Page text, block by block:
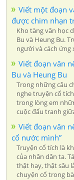
Viết một đoạn
được chim nhạn
Kho tàng văn học
Bu và Heung Bu.
người và cách
Viết đoạn văn
Bu và Heung Bu
Trong những câu
nghe truyện cổ
trong lòng em
cuộc đấu tranh
Viết đoạn văn
cổ nước mình”
Truyện cổ tích là
của nhân dân ta.
thật hay, thật sâu
chuyện cổ trong